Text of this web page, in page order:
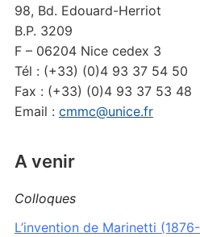
98, Bd. Edouard-Herriot
B.P. 3209
F – 06204 Nice cedex 3
Tél : (+33) (0)4 93 37 54 50
Fax : (+33) (0)4 93 37 53 48
Email : cmmc@unice.fr
A venir
Colloques
L’invention de Marinetti